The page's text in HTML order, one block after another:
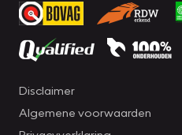
Disclaimer
Algemene voorwaarden